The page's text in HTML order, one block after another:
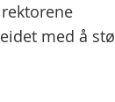
med å